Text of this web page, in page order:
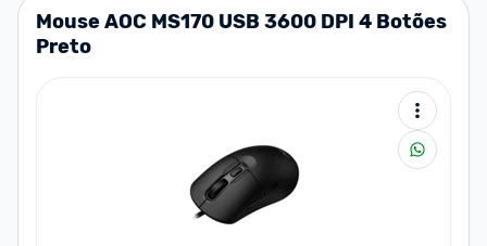
Mouse AOC MS170 USB 3600 DPI 4 Botões
Preto